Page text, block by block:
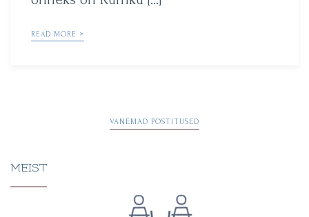
READ MORE >
Navigeerimine
VANEMAD POSTITUSED
MEIST